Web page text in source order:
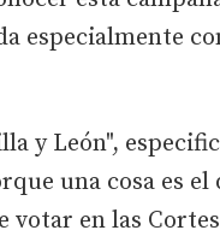
especialmente
y León",
una cosa es
votar en las